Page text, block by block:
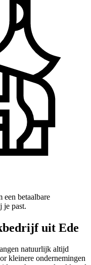
een betaalbare
je past.
uit Ede
natuurlijk altijd
kleinere ondernemingen